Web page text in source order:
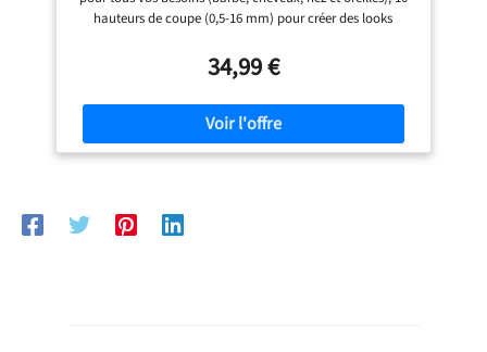
MG3930/15
hauteurs de coupe (0,5-16 mm) pour créer des looks
nécessitent pas de lubrifiant : la technologie de lames
ainsi que les angles arrondis permettent de protéger la
peau et de garantir plus de confort Affirmez votre style
avec les différentes hauteurs de coupe : choisissez la
longueur souhaitée entre 3 et 7 mm sans avoir à changer
d’accessoires afin d’obtenir le look recherché Batterie
non inclus) Contenu de l’emballage : 1 tondeuse tout-en-
34,99 €